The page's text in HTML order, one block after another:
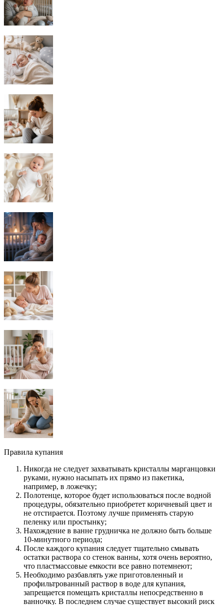
Правила купания
Никогда не следует захватывать кристаллы марганцовки
руками, нужно насыпать их прямо из пакетика,
например, в ложечку;
Полотенце, которое будет использоваться после водной
процедуры, обязательно приобретет коричневый цвет и
не отстирается. Поэтому лучше применять старую
пеленку или простынку;
Нахождение в ванне грудничка не должно быть больше
10-минутного периода;
После каждого купания следует тщательно смывать
остатки раствора со стенок ванны, хотя очень вероятно,
что пластмассовые емкости все равно потемнеют;
Необходимо разбавлять уже приготовленный и
профильтрованный раствор в воде для купания,
запрещается помещать кристаллы непосредственно в
ванночку. В последнем случае существует высокий риск